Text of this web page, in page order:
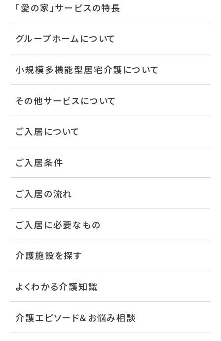
「愛の家」サービスの特長
グループホームについて
小規模多機能型居宅介護について
その他サービスについて
ご入居について
ご入居条件
ご入居の流れ
ご入居に必要なもの
介護施設を探す
よくわかる介護知識
介護エピソード＆お悩み相談